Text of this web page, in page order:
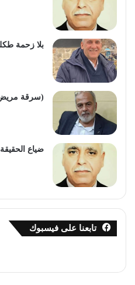
بلا زحمة
(سرقة
ضياع الحقيقة
تابعنا على فيسبوك